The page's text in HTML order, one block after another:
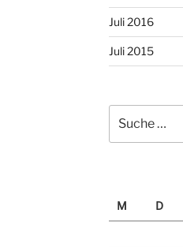
Juli 2016
Juli 2015
nach:
M
D